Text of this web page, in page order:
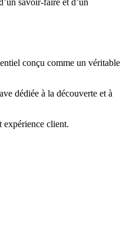
conçu comme un véritable
dédiée à la découverte et à
expérience client.